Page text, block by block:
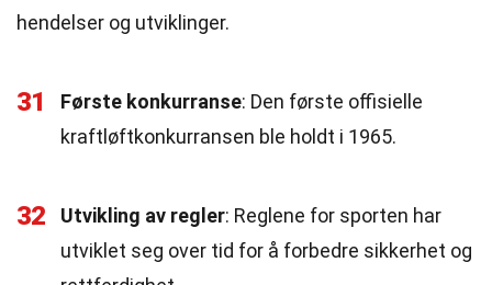
hendelser og utviklinger.
31 Første konkurranse: Den første offisielle
kraftløftkonkurransen ble holdt i 1965.
32 Utvikling av regler: Reglene for sporten har
utviklet seg over tid for å forbedre sikkerhet og